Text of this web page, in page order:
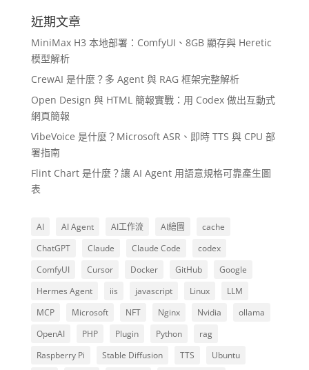
近期文章
MiniMax H3 本地部署：ComfyUI、8GB 顯存與 Heretic
模型解析
CrewAI 是什麼？多 Agent 與 RAG 框架完整解析
Open Design 與 HTML 簡報實戰：用 Codex 做出互動式
網頁簡報
VibeVoice 是什麼？Microsoft ASR、即時 TTS 與 CPU 部
署指南
Flint Chart 是什麼？讓 AI Agent 用語意規格可靠產生圖
表
AI AI Agent AI工作流 AI繪圖
cache
ChatGPT
Claude Claude Code
codex
ComfyUI
Cursor Docker GitHub
Google
Hermes Agent
iis javascript Linux
LLM
MCP
Microsoft NFT Nginx Nvidia
ollama
OpenAI
PHP Plugin Python
rag
Raspberry Pi
Stable Diffusion TTS
Ubuntu